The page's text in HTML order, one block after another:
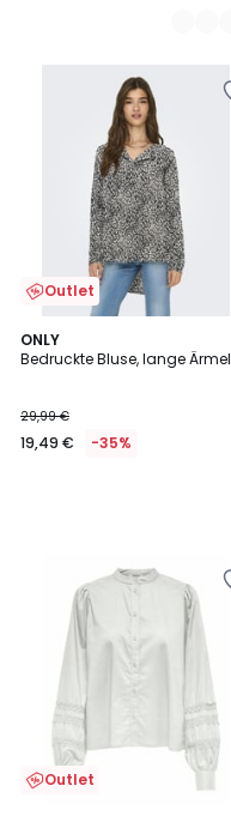
Outlet
ONLY
Bedruckte Bluse, lange Ärmel
29,99 €
19,49 € -35%
Outlet